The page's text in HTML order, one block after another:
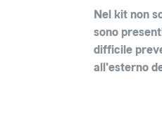
Nel kit non
sono
difficile
all'esterno